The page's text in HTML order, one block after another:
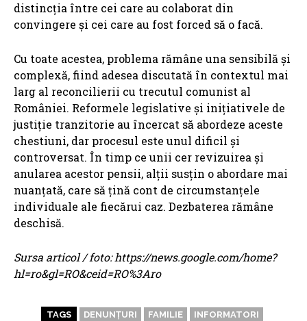
distincția între cei care au colaborat din
convingere și cei care au fost forced să o facă.
Cu toate acestea, problema rămâne una sensibilă și
complexă, fiind adesea discutată în contextul mai
larg al reconcilierii cu trecutul comunist al
României. Reformele legislative și inițiativele de
justiție tranzitorie au încercat să abordeze aceste
chestiuni, dar procesul este unul dificil și
controversat. În timp ce unii cer revizuirea și
anularea acestor pensii, alții susțin o abordare mai
nuanțată, care să țină cont de circumstanțele
individuale ale fiecărui caz. Dezbaterea rămâne
deschisă.
Sursa articol / foto: https://news.google.com/home?
hl=ro&gl=RO&ceid=RO%3Aro
TAGS DENUNȚURI FAMILIE INFORMATORI